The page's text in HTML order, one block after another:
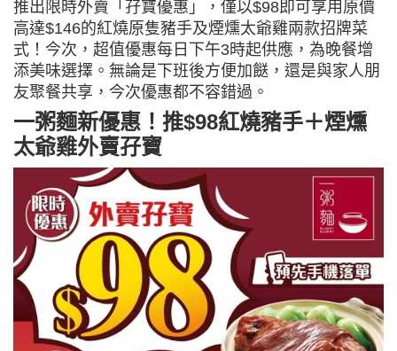
推出限時外賣「孖寶優惠」，僅以$98即可享用原價
高達$146的紅燒原隻豬手及煙燻太爺雞兩款招牌菜
式！今次，超值優惠每日下午3時起供應，為晚餐增
添美味選擇。無論是下班後方便加餸，還是與家人朋
友聚餐共享，今次優惠都不容錯過。
一粥麵新優惠！推$98紅燒豬手＋煙燻
太爺雞外賣孖寶